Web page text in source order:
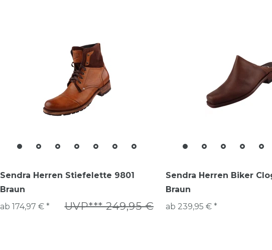
Sendra Herren Stiefelette 9801
Braun
UVP*** 249,95 €
ab 174,97 € *
Sendra Herren Biker
Braun
ab 239,95 € *